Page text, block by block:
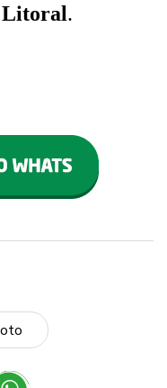
Litoral.